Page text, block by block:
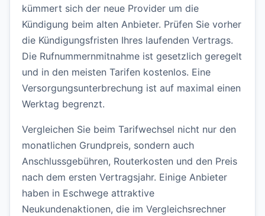
kümmert sich der neue Provider um die
Kündigung beim alten Anbieter. Prüfen Sie vorher
die Kündigungsfristen Ihres laufenden Vertrags.
Die Rufnummernmitnahme ist gesetzlich geregelt
und in den meisten Tarifen kostenlos. Eine
Versorgungsunterbrechung ist auf maximal einen
Werktag begrenzt.
Vergleichen Sie beim Tarifwechsel nicht nur den
monatlichen Grundpreis, sondern auch
Anschlussgebühren, Routerkosten und den Preis
nach dem ersten Vertragsjahr. Einige Anbieter
haben in Eschwege attraktive
Neukundenaktionen, die im Vergleichsrechner